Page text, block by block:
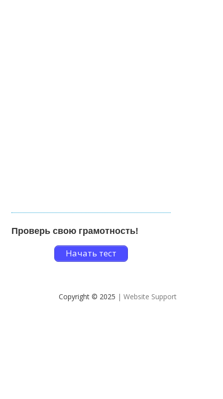
Проверь свою грамотность!
Начать тест
Copyright © 2025 | Website Support